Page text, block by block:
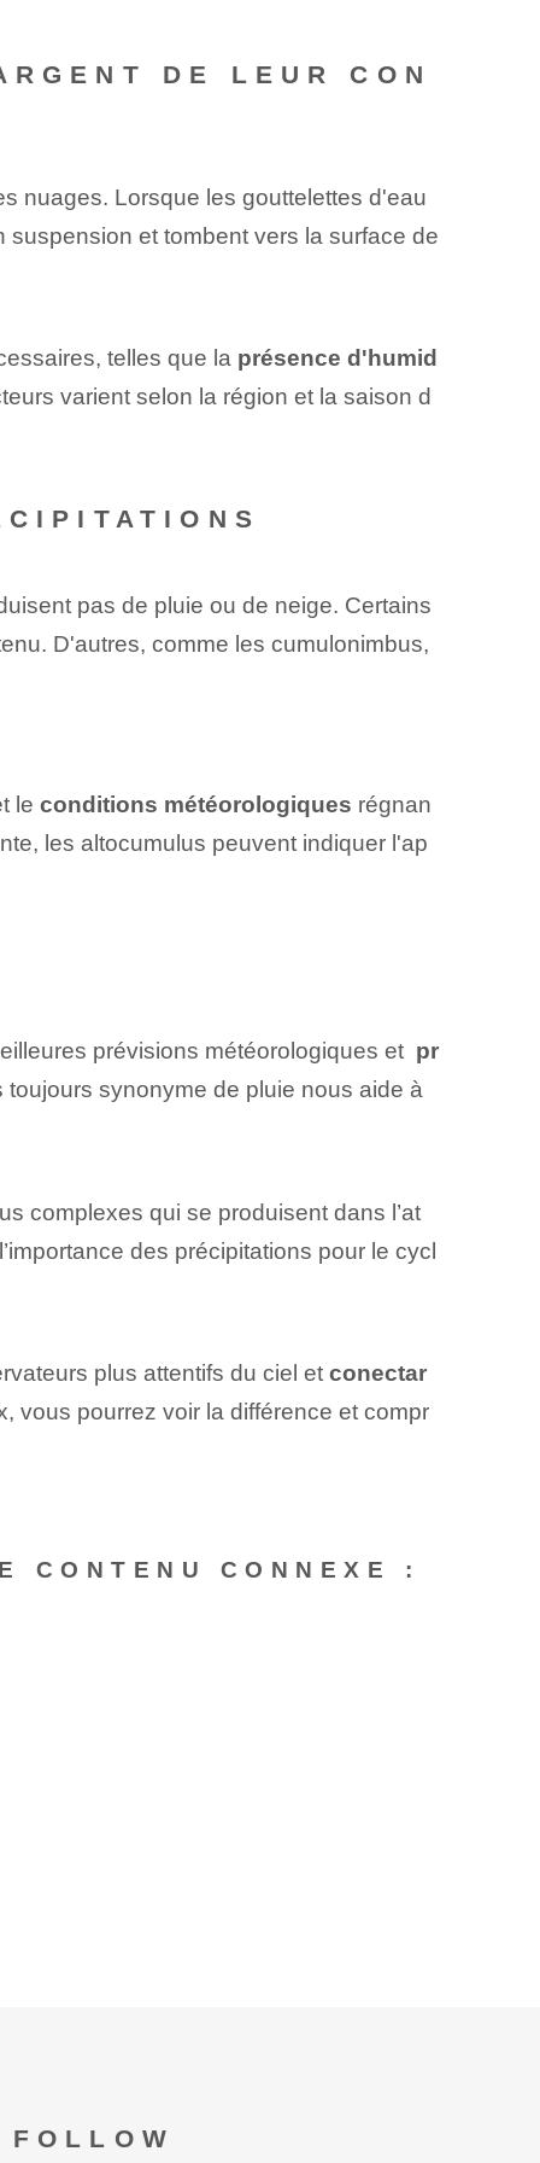
DE LEUR CON
nuages. Lorsque les gouttelettes d'eau
et tombent vers la surface de
telles que la présence d'humid
varient selon la région et la saison d
pas de pluie ou de neige. Certains
D'autres, comme les cumulonimbus,
le conditions météorologiques régnan
les altocumulus peuvent indiquer l'ap
prévisions météorologiques et
pr
toujours synonyme de pluie nous aide à
complexes qui se produisent dans l’at
des précipitations pour le cycl
plus attentifs du ciel et conectar
vous pourrez voir la différence et compr
CONTENU CONNEXE :
FOLLOW